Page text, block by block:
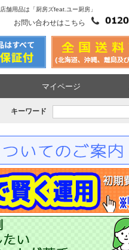
舗用品は「厨房ズfeat.ユー厨房」
お問い合わせはこちら
マイページ
キーワード